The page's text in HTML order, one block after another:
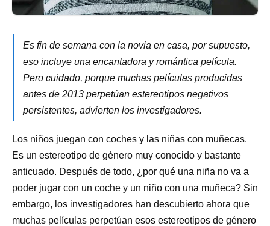
Es fin de semana con la novia en casa, por supuesto,
eso incluye una encantadora y romántica película.
Pero cuidado, porque muchas películas producidas
antes de 2013 perpetúan estereotipos negativos
persistentes, advierten los investigadores.
Los niños juegan con coches y las niñas con muñecas.
Es un estereotipo de género muy conocido y bastante
anticuado. Después de todo, ¿por qué una niña no va a
poder jugar con un coche y un niño con una muñeca? Sin
embargo, los investigadores han descubierto ahora que
muchas películas perpetúan esos estereotipos de género